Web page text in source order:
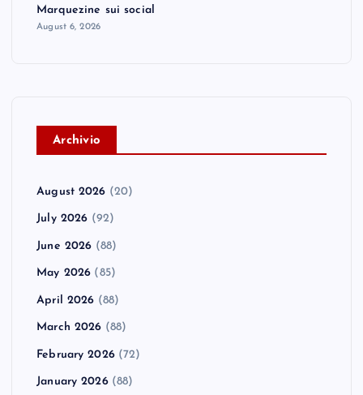
Marquezine sui social
August 6, 2026
Archivio
August 2026 (20)
July 2026 (92)
June 2026 (88)
May 2026 (85)
April 2026 (88)
March 2026 (88)
February 2026(72)
January 2026(88)